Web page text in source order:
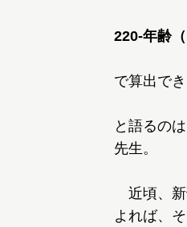
220-年齢（
で算出で
と語るの
先生。
近頃、新
よれば、